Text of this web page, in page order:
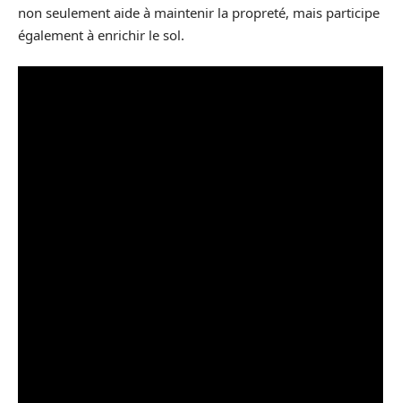
non seulement aide à maintenir la propreté, mais participe
également à enrichir le sol.